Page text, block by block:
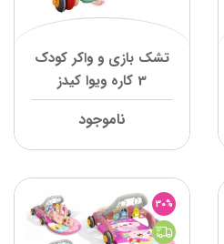
تشک بازی و واکر کودک
3 کاره ویوا کیدز
ناموجود
30%